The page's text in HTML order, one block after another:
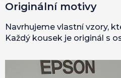
Originální motivy
Navrhujeme vlastní vzory,
Každý kousek je originál s